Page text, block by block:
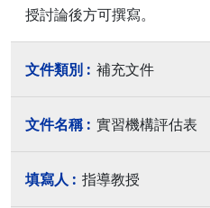
授討論後方可撰寫。
補充文件
實習機構評估表
指導教授